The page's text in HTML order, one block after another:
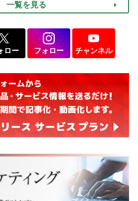
一覧を見る
ロー フォロー チャンネル